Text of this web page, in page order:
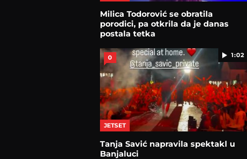
Milica Todorović se obratila
porodici, pa otkrila da je danas
postala tetka
1:02
0
JETSET
Tanja Savić napravila spektakl u
Banjaluci